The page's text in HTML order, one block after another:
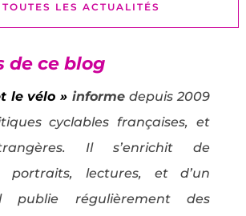
TOUTES LES ACTUALITÉS
de ce blog
le vélo » informe depuis 2009
cyclables françaises, et
Il s’enrichit de
portraits, lectures, et d’un
publie régulièrement des